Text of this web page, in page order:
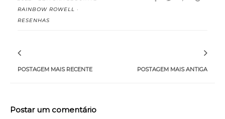
RAINBOW ROWELL ·
RESENHAS
POSTAGEM MAIS RECENTE POSTAGEM MAIS ANTIGA
Postar um comentário